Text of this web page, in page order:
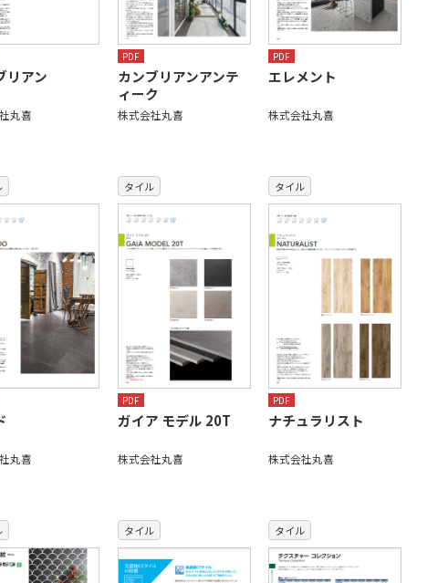
リアン
丸喜
PDF
カンブリアンアンテ
ィーク
株式会社丸喜
PDF
エレメント
株式会社丸喜
丸喜
タイル
PDF
ガイア モデル 20T
株式会社丸喜
タイル
PDF
ナチュラリスト
株式会社丸喜
タイル タイル